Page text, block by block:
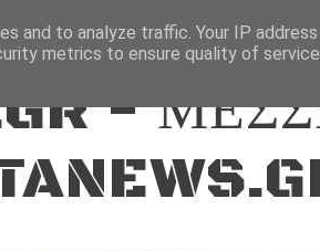
-
and to analyze traffic. Your IP
metrics to ensure quality of